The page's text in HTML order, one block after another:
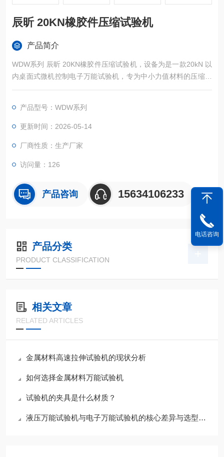
辰昕 20KN橡胶件压缩试验机
产品简介
WDW系列 辰昕 20KN橡胶件压缩试验机，设备为是一款20kN 以
内桌面式微机控制电子万能试验机，专为中小力值材料的压缩性
能测试设计，也可拓展拉伸、弯曲、剪切等多种力学试验功能。
产品型号：WDW系列
更新时间：2026-05-14
厂商性质：生产厂家
访问量：126
产品咨询 15634106233
产品分类
PRODUCT CLASSIFICATION
相关文章
RELATED ARTICLES
金属材料高速拉伸试验机的现状分析
如何选择金属材料万能试验机
试验机的夹具是什么材质？
液压万能试验机与电子万能试验机的核心差异与选型指南
电话咨询